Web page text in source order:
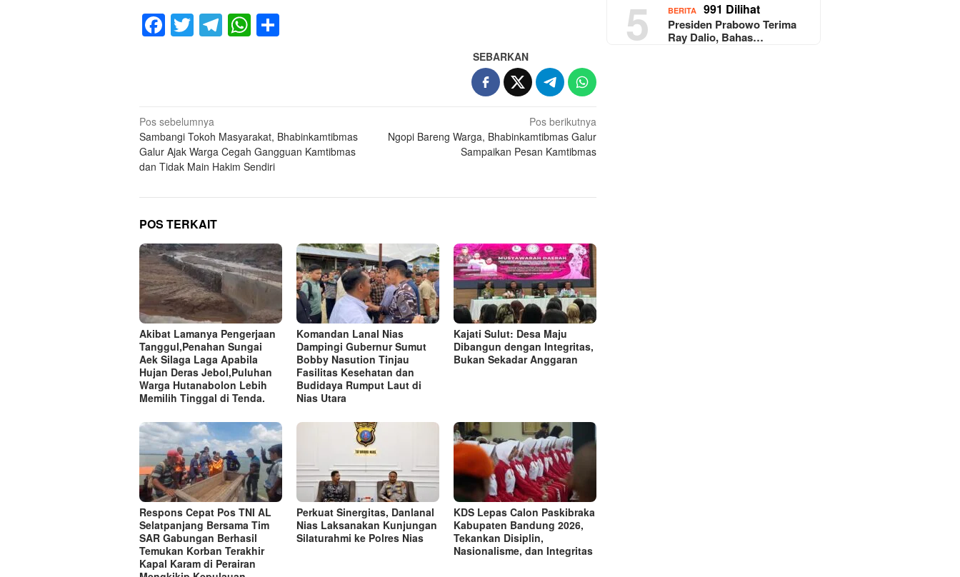
Facebook
TwitterTelegram
WhatsApp
SEBARKAN
Navigasi
pos
Pos sebelumnya
Sambangi Tokoh Masyarakat, Bhabinkamtibmas
Galur Ajak Warga Cegah Gangguan Kamtibmas
dan Tidak Main Hakim Sendiri
Pos berikutnya
Ngopi Bareng Warga, Bhabinkamtibmas Galur
Sampaikan Pesan Kamtibmas
POS TERKAIT
Akibat Lamanya Pengerjaan
Tanggul,Penahan Sungai
Aek Silaga Laga Apabila
Hujan Deras Jebol,Puluhan
Warga Hutanabolon Lebih
Memilih Tinggal di Tenda.
Komandan Lanal Nias
Dampingi Gubernur Sumut
Bobby Nasution Tinjau
Fasilitas Kesehatan dan
Budidaya Rumput Laut di
Nias Utara
Kajati Sulut: Desa Maju
Dibangun dengan Integritas,
Bukan Sekadar Anggaran
Respons Cepat Pos TNI AL
Selatpanjang Bersama Tim
SAR Gabungan Berhasil
Temukan Korban Terakhir
Kapal Karam di Perairan
Perkuat Sinergitas, Danlanal
Nias Laksanakan Kunjungan
Silaturahmi ke Polres Nias
KDS Lepas Calon Paskibraka
Kabupaten Bandung 2026,
Tekankan Disiplin,
Nasionalisme, dan Integritas
5 BERITA 991 Dilihat
Presiden Prabowo Terima
Ray Dalio, Bahas…